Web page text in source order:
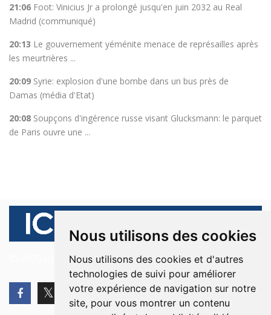
Nous utilisons des cookies
Nous utilisons des cookies et d'autres
technologies de suivi pour améliorer
votre expérience de navigation sur notre
site, pour vous montrer un contenu
21:06 Foot: Vinicius Jr a prolongé jusqu'en juin 2032 au Real
Madrid (communiqué)
20:13 Le gouvernement yéménite menace de représailles après
les meurtrières ...
20:09 Syrie: explosion d'une bombe dans un bus près de
Damas (média d'Etat)
20:08 Soupçons d'ingérence russe visant Glucksmann: le parquet
de Paris ouvre une ...
© 2026 Ici Beyrouth. Tous les droits sont réservés.